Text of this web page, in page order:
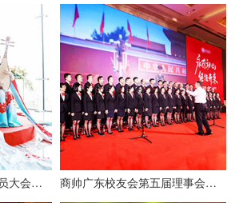
广东省民营经济商会会员大会暨十周年庆典 商帅广东校友会第五届理事会换届